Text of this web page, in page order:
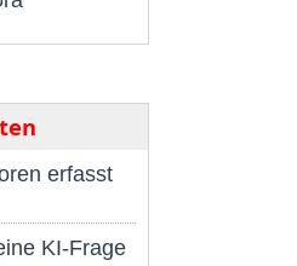
erfasst
KI-Frage